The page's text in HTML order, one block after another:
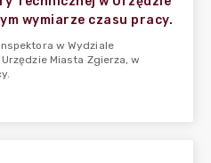
wymiarze czasu pracy.
w Wydziale
Miasta Zgierza, w